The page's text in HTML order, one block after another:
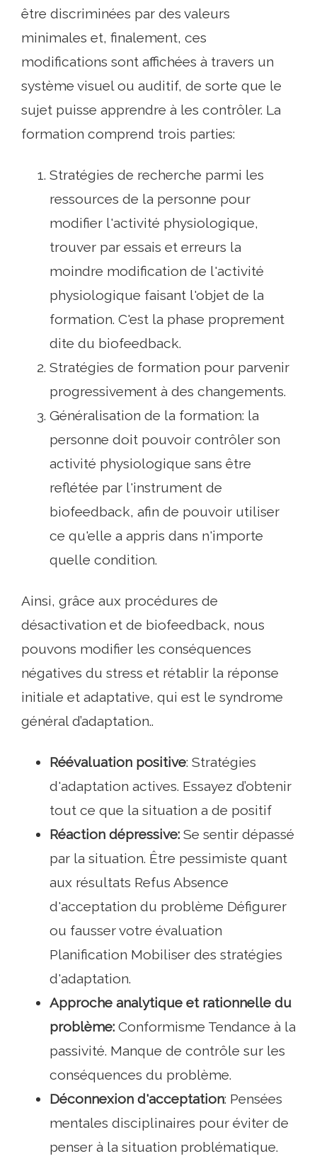
être discriminées par des valeurs
minimales et, finalement, ces
modifications sont affichées à travers un
système visuel ou auditif, de sorte que le
sujet puisse apprendre à les contrôler. La
formation comprend trois parties:
Stratégies de recherche parmi les
ressources de la personne pour
modifier l'activité physiologique,
trouver par essais et erreurs la
moindre modification de l'activité
physiologique faisant l'objet de la
formation. C'est la phase proprement
dite du biofeedback.
Stratégies de formation pour parvenir
progressivement à des changements.
Généralisation de la formation: la
personne doit pouvoir contrôler son
activité physiologique sans être
reflétée par l'instrument de
biofeedback, afin de pouvoir utiliser
ce qu'elle a appris dans n'importe
quelle condition.
Ainsi, grâce aux procédures de
désactivation et de biofeedback, nous
pouvons modifier les conséquences
négatives du stress et rétablir la réponse
initiale et adaptative, qui est le syndrome
général d’adaptation..
Réévaluation positive: Stratégies
d'adaptation actives. Essayez d’obtenir
tout ce que la situation a de positif
Réaction dépressive: Se sentir dépassé
par la situation. Être pessimiste quant
aux résultats Refus Absence
d'acceptation du problème Défigurer
ou fausser votre évaluation
Planification Mobiliser des stratégies
d'adaptation.
Approche analytique et rationnelle du
problème: Conformisme Tendance à la
passivité. Manque de contrôle sur les
conséquences du problème.
Déconnexion d'acceptation: Pensées
mentales disciplinaires pour éviter de
penser à la situation problématique.